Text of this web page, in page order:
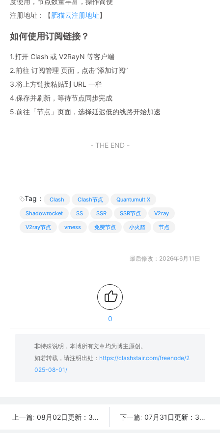
注册地址：【肥猫云注册地址】
如何使用订阅链接？
1.打开 Clash 或 V2RayN 等客户端
2.前往 订阅管理 页面，点击“添加订阅”
3.将上方链接粘贴到 URL 一栏
4.保存并刷新，等待节点同步完成
5.前往「节点」页面，选择延迟低的线路开始加速
- THE END -
Tag： Clash Clash节点
Quantumult X
Shadowrocket
SS SSR SSR节点
V2ray
V2ray节点
vmess 免费节点 小火箭 节点
最后修改：2026年6月11日
0
非特殊说明，本博所有文章均为博主原创。
如若转载，请注明出处： https://clashstair.com/freenode/2
025-08-01/
上一篇: 08月02日更新：36条可用免费节点 | 2025年SSR/V2ray/Clash订阅链接 下一篇: 07月31日更新：36条可用免费节点 | 2025年SSR/V2ray/Clash订阅链接